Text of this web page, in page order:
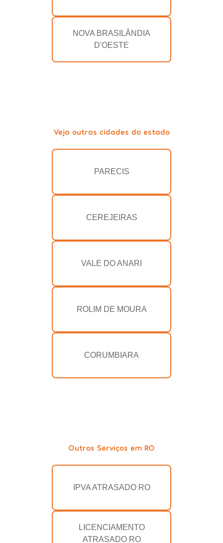
NOVA BRASILÂNDIA
D'OESTE
Veja outras cidades do estado
PARECIS
CEREJEIRAS
VALE DO ANARI
ROLIM DE MOURA
CORUMBIARA
Outros Serviços em RO
IPVA ATRASADO RO
LICENCIAMENTO
ATRASADO RO